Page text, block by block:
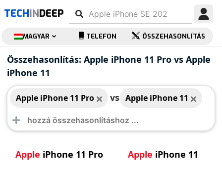
TECHINDEEP
MAGYAR TELEFON ÖSSZEHASONLÍTÁS
Összehasonlítás: Apple iPhone 11 Pro vs Apple
iPhone 11
Apple iPhone 11 Pro vs Apple iPhone 11
Apple iPhone 11 Pro
Apple iPhone 11 Pro
Apple iPhone 11
Apple iPhone 11